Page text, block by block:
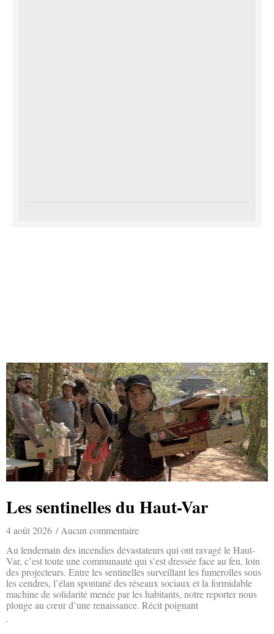
Les sentinelles du Haut-Var
4 août 2026
Aucun commentaire
Au lendemain des incendies dévastateurs qui ont ravagé le Haut-
Var, c’est toute une communauté qui s’est dressée face au feu, loin
des projecteurs. Entre les sentinelles surveillant les fumerolles sous
les cendres, l’élan spontané des réseaux sociaux et la formidable
machine de solidarité menée par les habitants, notre reporter nous
plonge au cœur d’une renaissance. Récit poignant